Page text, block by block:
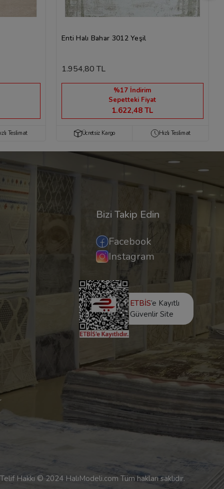
Teslimat
Enti Halı Bahar 3012 Yeşil
1.954,80 TL
%17 İndirim
Sepetteki Fiyat
1.622,48 TL
Ücretsiz Kargo Hızlı Teslimat
Bizi Takip Edin
Facebook
Instagram
ETBİS’e Kayıtlı
Güvenlir Site
Telif Hakkı © 2024 HalıModeli.com Tüm hakları saklıdır.